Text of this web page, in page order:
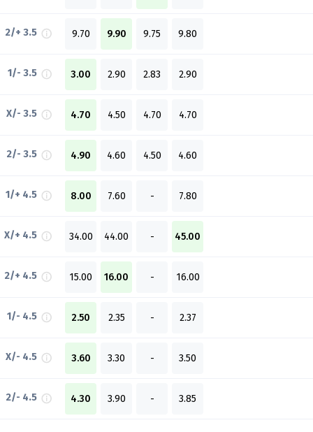
2/+ 3.5 9.70 9.90 9.75 9.80
1/- 3.5 3.00 2.90 2.83 2.90
X/- 3.5 4.70 4.50 4.70 4.70
2/- 3.5 4.90 4.60 4.50 4.60
1/+ 4.5 8.00 7.60 - 7.80
X/+ 4.5 34.00 44.00 - 45.00
2/+ 4.5 15.00 16.00 - 16.00
1/- 4.5 2.50 2.35 - 2.37
X/- 4.5 3.60 3.30 - 3.50
2/- 4.5 4.30 3.90 - 3.85